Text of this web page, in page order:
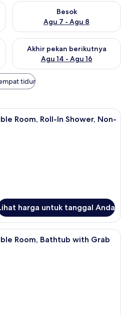
ini Agu 6 - Agu 7
Besok
Agu 7 - Agu 8
Periksa ketersediaan untuk
pekan ini Agu 7 - Agu 9
Akhir pekan berikutnya
Agu 14 - Agu 16
Periksa ketersediaan untuk
tidur
Seprai premium, bantalan ekstra
Room, Roll-In Shower, Non-
harga untuk tanggal Anda
Seprai premium, bantalan ekstra
Room, Bathtub with Grab